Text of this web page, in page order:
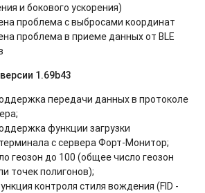
и бокового ускорения)
проблема с выбросами координат
проблема в приеме данных от BLE
1.69b43
передачи данных в протоколе
функции загрузки
с сервера Форт-Монитор;
геозон до 100 (общее число геозон
точек полигонов);
контроля стиля вождения (FID -